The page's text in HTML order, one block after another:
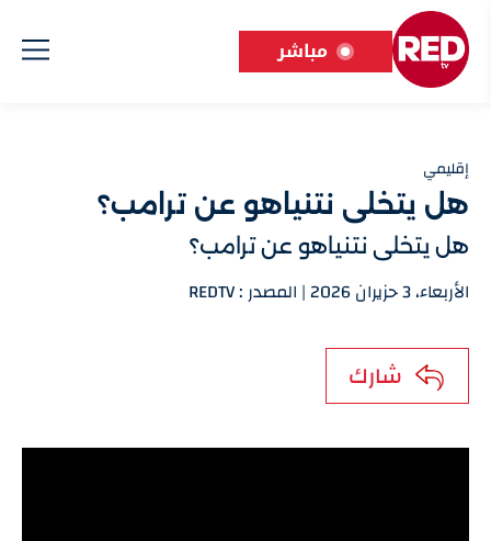
مباشر
إقليمي
هل يتخلى نتنياهو عن ترامب؟
هل يتخلى نتنياهو عن ترامب؟
الأربعاء، 3 حزيران 2026 | المصدر : REDTV
شارك